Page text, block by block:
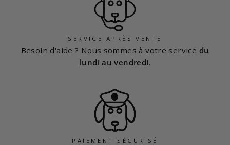
SERVICE APRÈS VENTE
Besoin d'aide ? Nous sommes à votre service du
lundi au vendredi.
PAIEMENT SÉCURISÉ